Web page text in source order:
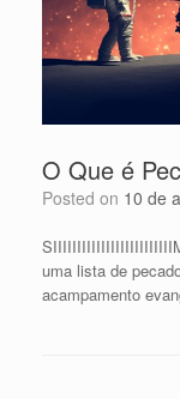
O Que é
Posted on 10 de
uma lista de
acampamento